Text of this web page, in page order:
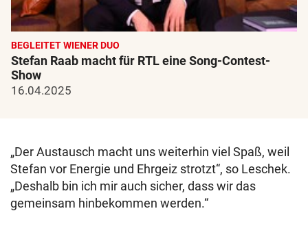
BEGLEITET WIENER DUO
Stefan Raab macht für RTL eine Song-Contest-
Show
16.04.2025
„Der Austausch macht uns weiterhin viel Spaß, weil
Stefan vor Energie und Ehrgeiz strotzt“, so Leschek.
„Deshalb bin ich mir auch sicher, dass wir das
gemeinsam hinbekommen werden.“